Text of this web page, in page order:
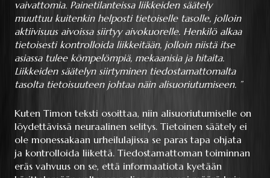
vaivattomia. Painetilanteissa liikkeiden säätely
muuttuu kuitenkin helposti tietoiselle tasolle, jolloin
aktiivisuus aivoissa siirtyy aivokuorelle. Henkilö alkaa
tietoisesti kontrolloida liikkeitään, jolloin niistä itse
asiassa tulee kömpelömpiä, mekaanisia ja hitaita.
Liikkeiden säätelyn siirtyminen tiedostamattomalta
tasolta tietoisuuteen johtaa näin alisuoriutumiseen. ”
Kuten Timon teksti osoittaa, niin alisuoriutumiselle on
löydettävissä neuraalinen selitys. Tietoinen säätely ei
ole monessakaan urheilulajissa se paras tapa ohjata
ja kontrolloida liikettä. Tiedostamattoman toiminnan
eräs vahvuus on se, että informaatiota kyetään